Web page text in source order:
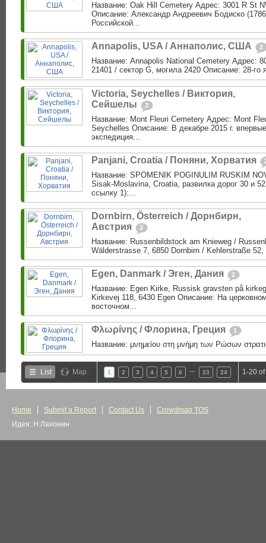
Название: Oak Hill Cemetery Адрес: 3001 R St
Описание: Александр Андреевич Бодиско
Российской...
Annapolis, USA / Аннаполис, США 2
Название: Annapolis National Cemetery Адрес:
21401 / сектор G, могила 2420 Описание: 28-
Victoria, Seychelles / Виктория,
Сейшелы
2
Название: Mont Fleuri Cemetery Адрес: Mont
Seychelles Описание: В декабре 2015 г.
экспедиция...
Panjani, Croatia / Поняни, Хорватия
Название: SPOMENIK POGINULIM RUSKIM
Sisak-Moslavina, Croatia, развилка дорог 30 и
ссылку 1):...
Dornbirn, Österreich / Дорнбирн,
Австрия
2
Название: Russenbildstock am Knieweg /
Wälderstrasse 7, 6850 Dornbirn / Kehlerstraße
Egen, Danmark / Эген, Дания 2
Название: Egen Kirke, Russisk gravsten på
Kirkevej 118, 6430 Egen Описание: На
восточном...
Φλωρίνης / Флорина, Греция 1
Название: μνημείου στη μνήμη των Ρώσων
List Map 1 2 3 4 5 6 23 24 1-20
Home Submit a Report Contact Us
Crowdmap TOS
Идея: Н.Лахонин